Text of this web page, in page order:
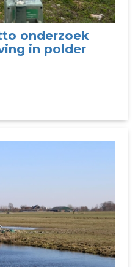
onderzoek
in polder